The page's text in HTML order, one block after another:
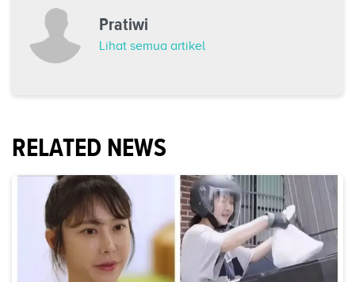
Pratiwi
Lihat semua artikel
RELATED NEWS